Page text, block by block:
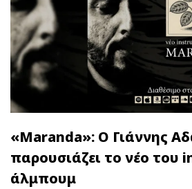
«Maranda»: Ο Γιάννης
παρουσιάζει το νέο του
άλμπουμ